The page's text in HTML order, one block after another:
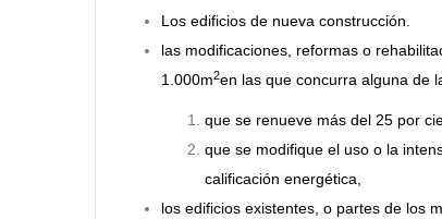
Los edificios de nueva construcción.
las modificaciones, reformas o
1.000m2en las que concurra alguna de
que se renueve más del 25 por
que se modifique el uso o la
calificación energética,
los edificios existentes, o partes de los